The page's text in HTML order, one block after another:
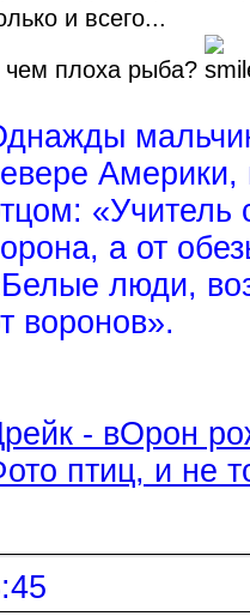
и всего...
плоха рыба?
«Учитель
а от
люди,
воронов».
- вОрон
птиц, и не